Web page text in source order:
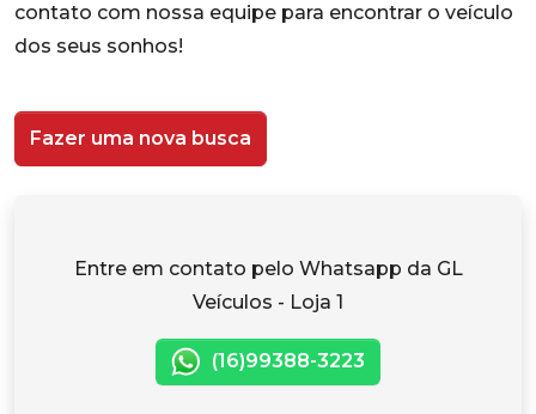
contato com nossa equipe para encontrar o veículo
dos seus sonhos!
Fazer uma nova busca
Entre em contato pelo Whatsapp da GL
Veículos - Loja 1
(16)99388-3223